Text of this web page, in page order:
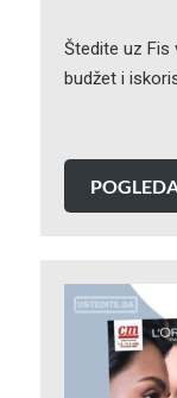
Štedite uz Fis
budžet i